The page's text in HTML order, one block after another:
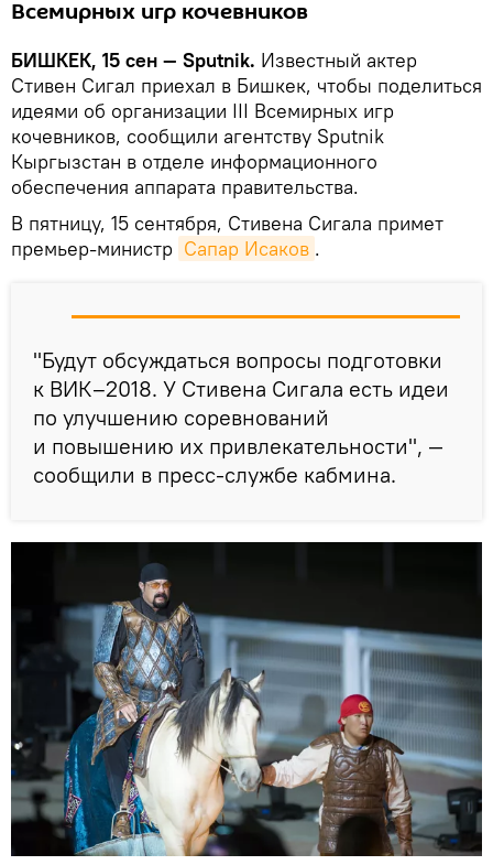
Всемирных игр кочевников
БИШКЕК, 15 сен — Sputnik. Известный актер
Стивен Сигал приехал в Бишкек, чтобы поделиться
идеями об организации III Всемирных игр
кочевников, сообщили агентству Sputnik
Кыргызстан в отделе информационного
обеспечения аппарата правительства.
В пятницу, 15 сентября, Стивена Сигала примет
премьер-министр Сапар Исаков .
"Будут обсуждаться вопросы подготовки
к ВИК–2018. У Стивена Сигала есть идеи
по улучшению соревнований
и повышению их привлекательности", —
сообщили в пресс-службе кабмина.